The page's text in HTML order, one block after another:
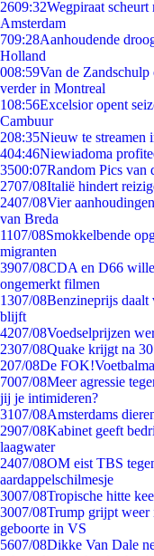
2609:32Wegpiraat
Amsterdam
709:28Aanhoudende
Holland
008:59Van de
verder in Montreal
108:56Excelsior opent
Cambuur
208:35Nieuw te streamen
404:46Niewiadoma
3500:07Random Pics van
2707/08Italië hindert
2407/08Vier
van Breda
1107/08Smokkelbende
migranten
3907/08CDA en D66
ongemerkt filmen
1307/08Benzineprijs daalt
blijft
4207/08Voedselprijzen
2307/08Quake krijgt na
207/08De
7007/08Meer agressie
jij je intimideren?
3107/08Amsterdams
2907/08Kabinet geeft
laagwater
2407/08OM eist TBS
aardappelschilmesje
3007/08Tropische hitte
3007/08Trump grijpt weer
geboorte in VS
5607/08Dikke Van Dale